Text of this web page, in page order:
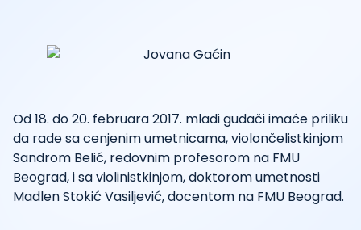
Od 18. do 20. februara 2017. mladi gudači imaće priliku
da rade sa cenjenim umetnicama, violončelistkinjom
Sandrom Belić, redovnim profesorom na FMU
Beograd, i sa violinistkinjom, doktorom umetnosti
Madlen Stokić Vasiljević, docentom na FMU Beograd.